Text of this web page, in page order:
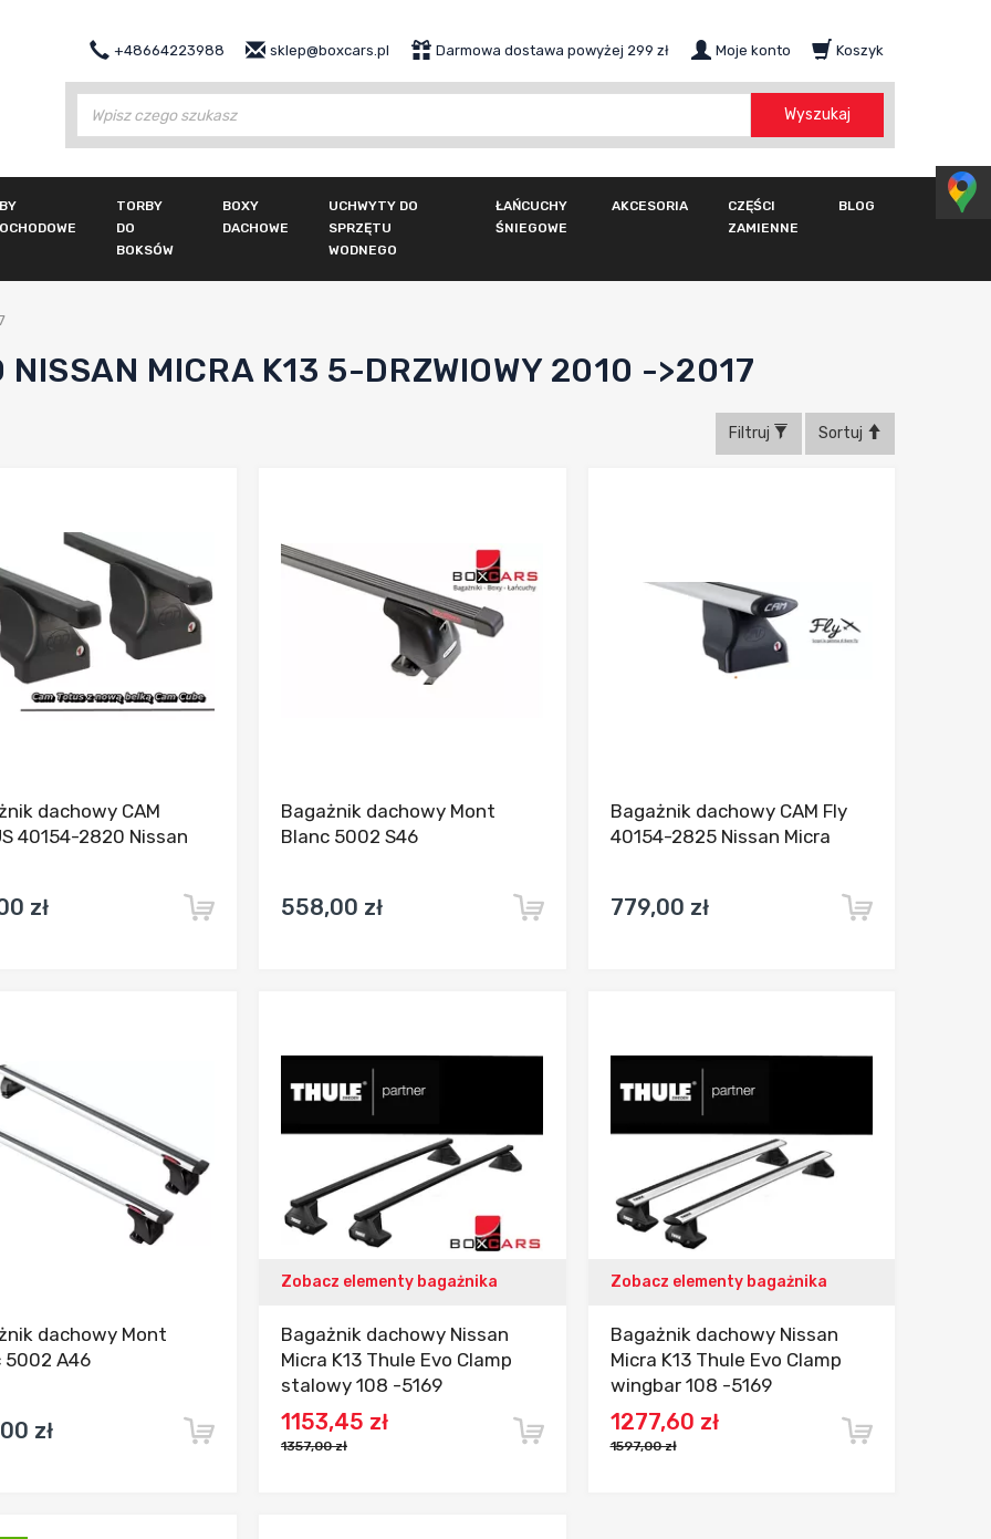
+48664223988 Darmowa dostawa powyżej 299 zł
sklep@boxcars.pl Moje konto Koszyk
Wyszukaj
TORBY
DO
BOKSÓW
BOXY
DACHOWE
UCHWYTY DO
SPRZĘTU
WODNEGO
ŁAŃCUCHY
ŚNIEGOWE
AKCESORIA
CZĘŚCI
ZAMIENNE
BLOG
NISSAN MICRA K13 5-DRZWIOWY 2010 ->2017
Filtruj Sortuj
dachowy CAM
40154-2820 Nissan
zł
Bagażnik dachowy Mont
Blanc 5002 S46
558,00 zł
Bagażnik dachowy CAM Fly
40154-2825 Nissan Micra
779,00 zł
dachowy Mont
5002 A46
zł
Zobacz elementy bagażnika
Bagażnik dachowy Nissan
Micra K13 Thule Evo Clamp
stalowy 108 -5169
1153,45 zł
1357,00 zł
Zobacz elementy bagażnika
Bagażnik dachowy Nissan
Micra K13 Thule Evo Clamp
wingbar 108 -5169
1277,60 zł
1597,00 zł